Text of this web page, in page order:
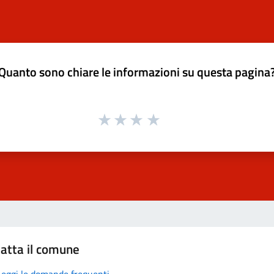
sono chiare le informazioni su questa
il comune